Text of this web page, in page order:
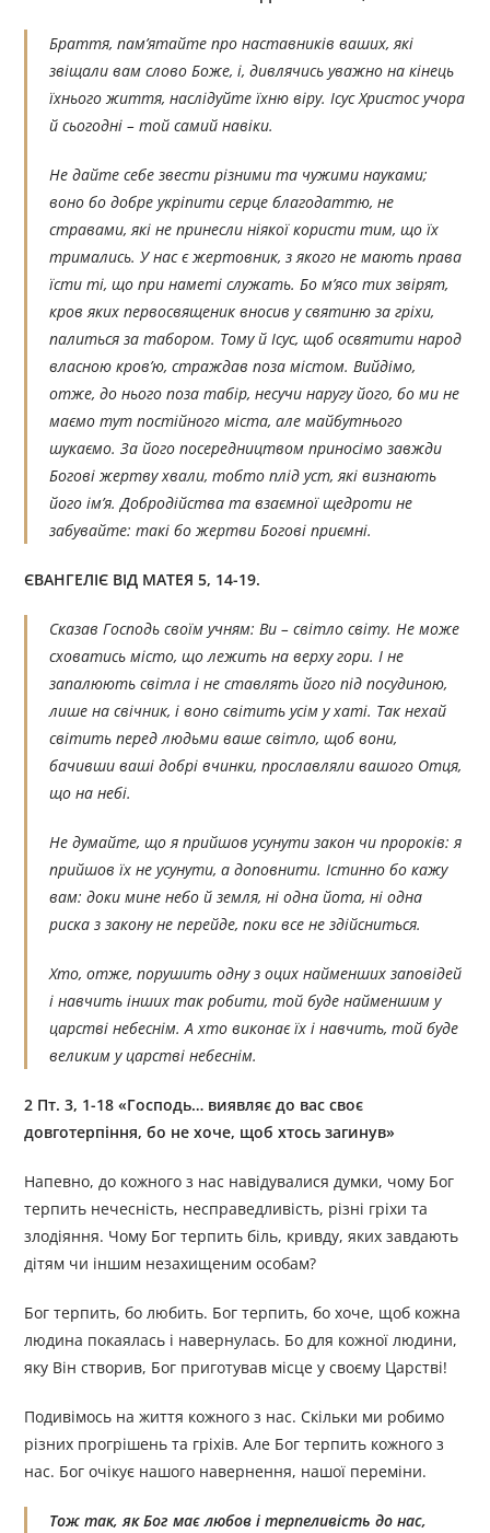
Браття, пам’ятайте про наставників ваших, які
звіщали вам слово Боже, і, дивлячись уважно на кінець
їхнього життя, наслідуйте їхню віру. Ісус Христос учора
й сьогодні – той самий навіки.
Не дайте себе звести різними та чужими науками;
воно бо добре укріпити серце благодаттю, не
стравами, які не принесли ніякої користи тим, що їх
тримались. У нас є жертовник, з якого не мають права
їсти ті, що при наметі служать. Бо м’ясо тих звірят,
кров яких первосвященик вносив у святиню за гріхи,
палиться за табором. Тому й Ісус, щоб освятити народ
власною кров’ю, страждав поза містом. Вийдімо,
отже, до нього поза табір, несучи наругу його, бо ми не
маємо тут постійного міста, але майбутнього
шукаємо. За його посередництвом приносімо завжди
Богові жертву хвали, тобто плід уст, які визнають
його ім’я. Добродійства та взаємної щедроти не
забувайте: такі бо жертви Богові приємні.
ЄВАНГЕЛІЄ ВІД МАТЕЯ 5, 14-19.
Сказав Господь своїм учням: Ви – світло світу. Не може
сховатись місто, що лежить на верху гори. І не
запалюють світла і не ставлять його під посудиною,
лише на свічник, і воно світить усім у хаті. Так нехай
світить перед людьми ваше світло, щоб вони,
бачивши ваші добрі вчинки, прославляли вашого Отця,
що на небі.
Не думайте, що я прийшов усунути закон чи пророків: я
прийшов їх не усунути, а доповнити. Істинно бо кажу
вам: доки мине небо й земля, ні одна йота, ні одна
риска з закону не перейде, поки все не здійсниться.
Хто, отже, порушить одну з оцих найменших заповідей
і навчить інших так робити, той буде найменшим у
царстві небеснім. А хто виконає їх і навчить, той буде
великим у царстві небеснім.
2 Пт. 3, 1-18 «Господь… виявляє до вас своє
довготерпіння, бо не хоче, щоб хтось загинув»
Напевно, до кожного з нас навідувалися думки, чому Бог
терпить нечесність, несправедливість, різні гріхи та
злодіяння. Чому Бог терпить біль, кривду, яких завдають
дітям чи іншим незахищеним особам?
Бог терпить, бо любить. Бог терпить, бо хоче, щоб кожна
людина покаялась і навернулась. Бо для кожної людини,
яку Він створив, Бог приготував місце у своєму Царстві!
Подивімось на життя кожного з нас. Скільки ми робимо
різних прогрішень та гріхів. Але Бог терпить кожного з
нас. Бог очікує нашого навернення, нашої переміни.
Тож так, як Бог має любов і терпеливість до нас,